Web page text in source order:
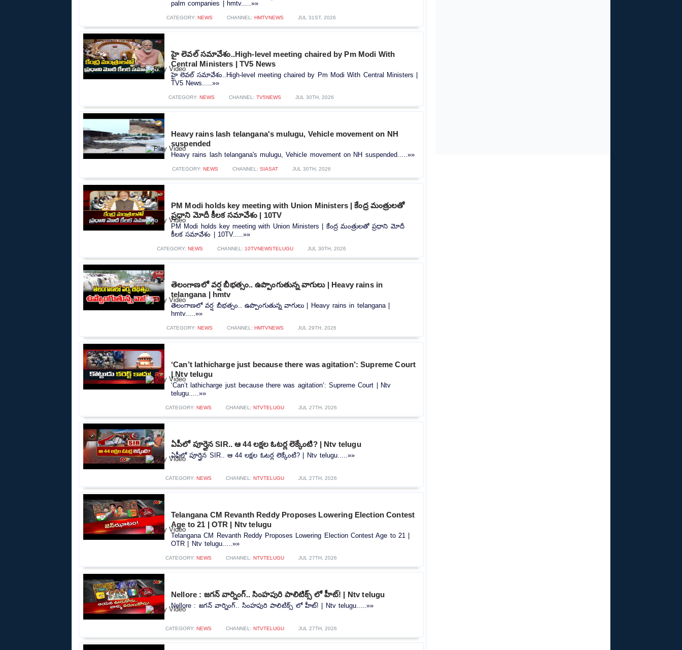
palm companies | hmtv.....»»
CATEGORY: NEWS CHANNEL: HMTVNEWS JUL 31ST, 2026
హై లెవల్ సమావేశం..High-level meeting chaired by Pm Modi With
Central Ministers | TV5 News
హై లెవల్ సమావేశం..High-level meeting chaired by Pm Modi With Central Ministers |
TV5 News.....»»
CATEGORY: NEWS CHANNEL: TV5NEWS JUL 30TH, 2026
Heavy rains lash telangana's mulugu, Vehicle movement on NH
suspended
Heavy rains lash telangana's mulugu, Vehicle movement on NH suspended.....»»
CATEGORY: NEWS CHANNEL: SIASAT JUL 30TH, 2026
PM Modi holds key meeting with Union Ministers | కేంద్ర మంత్రులతో
ప్రధాని మోదీ కీలక సమావేశం | 10TV
PM Modi holds key meeting with Union Ministers | కేంద్ర మంత్రులతో ప్రధాని మోదీ
కీలక సమావేశం | 10TV.....»»
CATEGORY: NEWS CHANNEL: 10TVNEWSTELUGU JUL 30TH, 2026
తెలంగాణలో వర్ష బీభత్సం.. ఉప్పొంగుతున్న వాగులు | Heavy rains in
telangana | hmtv
తెలంగాణలో వర్ష బీభత్సం.. ఉప్పొంగుతున్న వాగులు | Heavy rains in telangana |
hmtv.....»»
CATEGORY: NEWS CHANNEL: HMTVNEWS JUL 29TH, 2026
‘Can’t lathicharge just because there was agitation’: Supreme Court
| Ntv telugu
‘Can’t lathicharge just because there was agitation’: Supreme Court | Ntv
telugu.....»»
CATEGORY: NEWS CHANNEL: NTVTELUGU JUL 27TH, 2026
ఏపీలో పూర్తైన SIR.. ఆ 44 లక్షల ఓటర్ల లెక్కేంటి? | Ntv telugu
ఏపీలో పూర్తైన SIR.. ఆ 44 లక్షల ఓటర్ల లెక్కేంటి? | Ntv telugu.....»»
CATEGORY: NEWS CHANNEL: NTVTELUGU JUL 27TH, 2026
Telangana CM Revanth Reddy Proposes Lowering Election Contest
Age to 21 | OTR | Ntv telugu
Telangana CM Revanth Reddy Proposes Lowering Election Contest Age to 21 |
OTR | Ntv telugu.....»»
CATEGORY: NEWS CHANNEL: NTVTELUGU JUL 27TH, 2026
Nellore : జగన్ వార్నింగ్.. సింహపురి పాలిటిక్స్ లో హీట్! | Ntv telugu
Nellore : జగన్ వార్నింగ్.. సింహపురి పాలిటిక్స్ లో హీట్! | Ntv telugu.....»»
CATEGORY: NEWS CHANNEL: NTVTELUGU JUL 27TH, 2026